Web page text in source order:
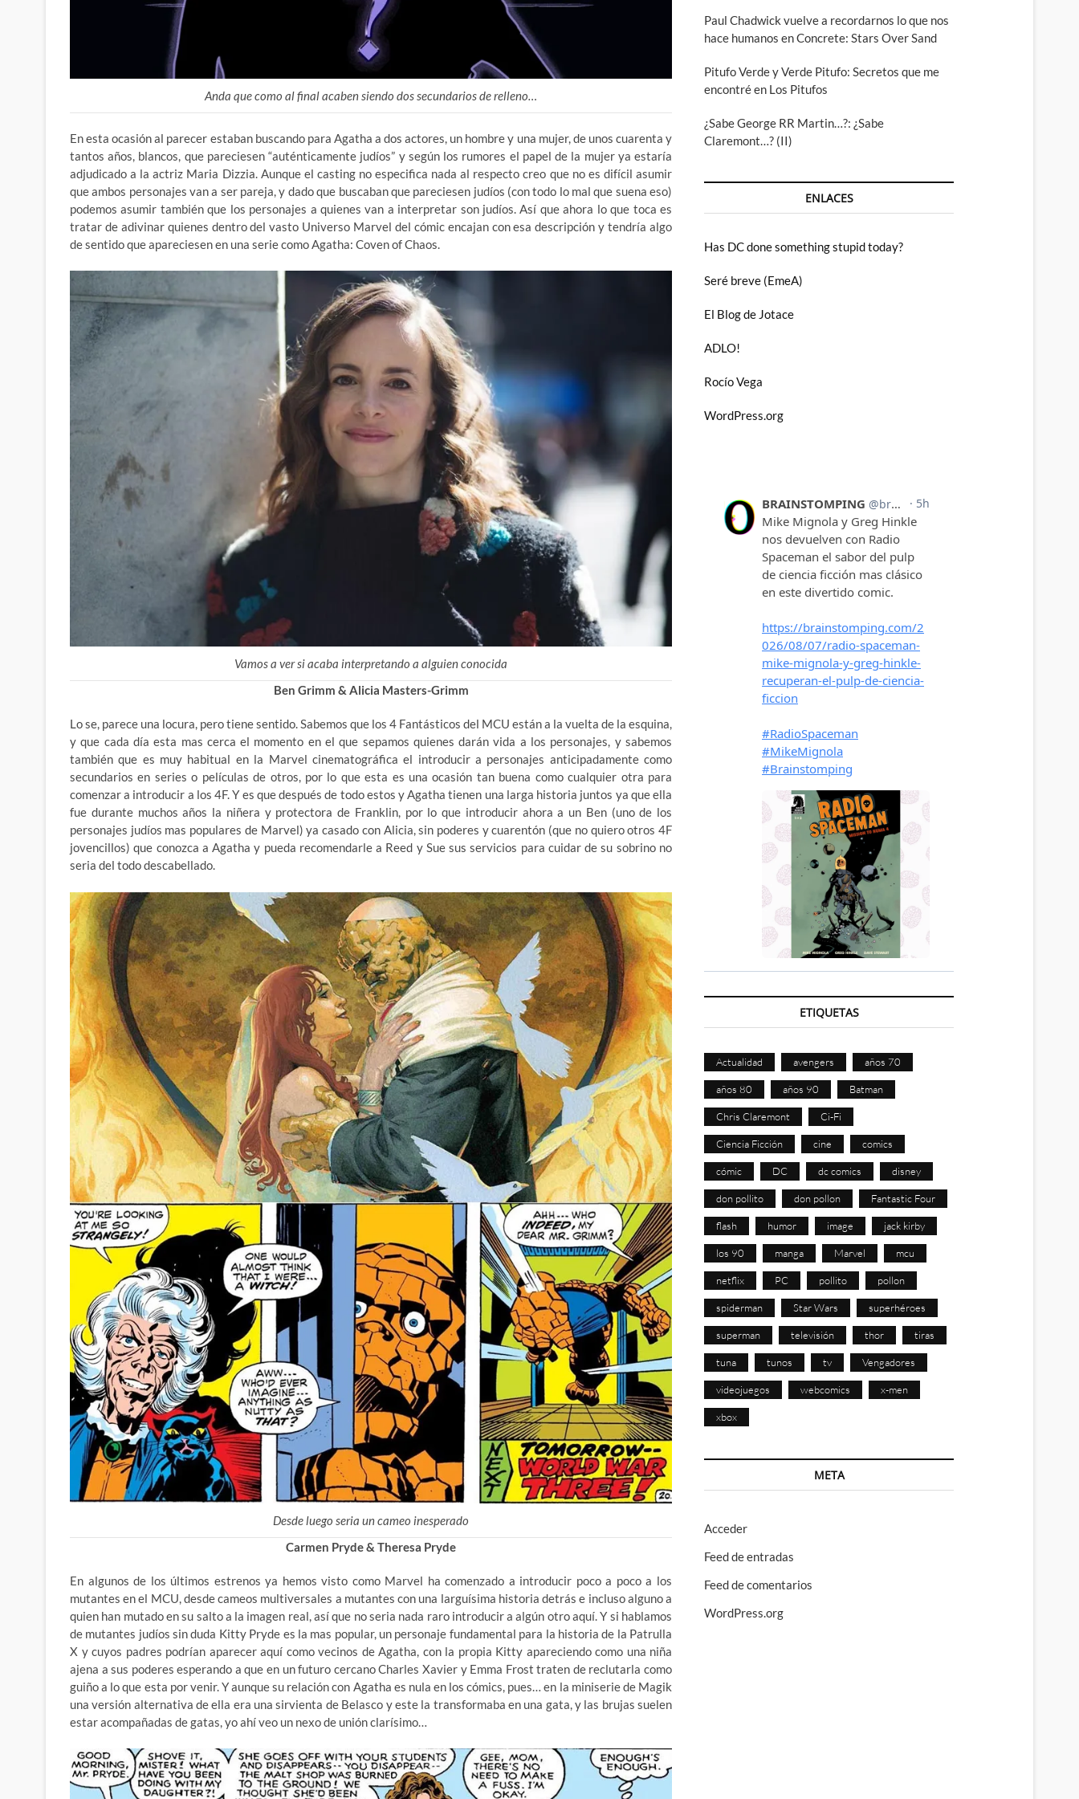
Anda que como al final acaben siendo dos secundarios de relleno…
En esta ocasión al parecer estaban buscando para Agatha a dos actores, un hombre y una mujer, de unos cuarenta y
tantos años, blancos, que pareciesen “auténticamente judíos” y según los rumores el papel de la mujer ya estaría
adjudicado a la actriz Maria Dizzia. Aunque el casting no especifica nada al respecto creo que no es difícil asumir
que ambos personajes van a ser pareja, y dado que buscaban que pareciesen judíos (con todo lo mal que suena eso)
podemos asumir también que los personajes a quienes van a interpretar son judíos. Así que ahora lo que toca es
tratar de adivinar quienes dentro del vasto Universo Marvel del cómic encajan con esa descripción y tendría algo
de sentido que apareciesen en una serie como Agatha: Coven of Chaos.
Vamos a ver si acaba interpretando a alguien conocida
Ben Grimm & Alicia Masters-Grimm
Lo se, parece una locura, pero tiene sentido. Sabemos que los 4 Fantásticos del MCU están a la vuelta de la esquina,
y que cada día esta mas cerca el momento en el que sepamos quienes darán vida a los personajes, y sabemos
también que es muy habitual en la Marvel cinematográfica el introducir a personajes anticipadamente como
secundarios en series o películas de otros, por lo que esta es una ocasión tan buena como cualquier otra para
comenzar a introducir a los 4F. Y es que después de todo estos y Agatha tienen una larga historia juntos ya que ella
fue durante muchos años la niñera y protectora de Franklin, por lo que introducir ahora a un Ben (uno de los
personajes judíos mas populares de Marvel) ya casado con Alicia, sin poderes y cuarentón (que no quiero otros 4F
jovencillos) que conozca a Agatha y pueda recomendarle a Reed y Sue sus servicios para cuidar de su sobrino no
seria del todo descabellado.
Desde luego seria un cameo inesperado
Carmen Pryde & Theresa Pryde
En algunos de los últimos estrenos ya hemos visto como Marvel ha comenzado a introducir poco a poco a los
mutantes en el MCU, desde cameos multiversales a mutantes con una larguísima historia detrás e incluso alguno a
quien han mutado en su salto a la imagen real, así que no seria nada raro introducir a algún otro aquí. Y si hablamos
de mutantes judíos sin duda Kitty Pryde es la mas popular, un personaje fundamental para la historia de la Patrulla
X y cuyos padres podrían aparecer aquí como vecinos de Agatha, con la propia Kitty apareciendo como una niña
ajena a sus poderes esperando a que en un futuro cercano Charles Xavier y Emma Frost traten de reclutarla como
guiño a lo que esta por venir. Y aunque su relación con Agatha es nula en los cómics, pues… en la miniserie de Magik
una versión alternativa de ella era una sirvienta de Belasco y este la transformaba en una gata, y las brujas suelen
estar acompañadas de gatas, yo ahí veo un nexo de unión clarísimo…
Paul Chadwick vuelve a recordarnos lo que nos
hace humanos en Concrete: Stars Over Sand
Pitufo Verde y Verde Pitufo: Secretos que me
encontré en Los Pitufos
¿Sabe George RR Martin…?: ¿Sabe
Claremont…? (II)
ENLACES
Has DC done something stupid today?
Seré breve (EmeA)
El Blog de Jotace
ADLO!
Rocío Vega
WordPress.org
ETIQUETAS
Actualidad avengers años 70
años 80 años 90 Batman
Chris Claremont Ci-Fi
Ciencia Ficción cine comics
cómic DC dc comics disney
don pollito don pollon Fantastic Four
flash humor image jack kirby
los 90 manga Marvel mcu
netflix PC pollito pollon
spiderman Star Wars superhéroes
superman televisión thor tiras
tuna tunos tv Vengadores
videojuegos webcomics x-men
xbox
META
Acceder
Feed de entradas
Feed de comentarios
WordPress.org